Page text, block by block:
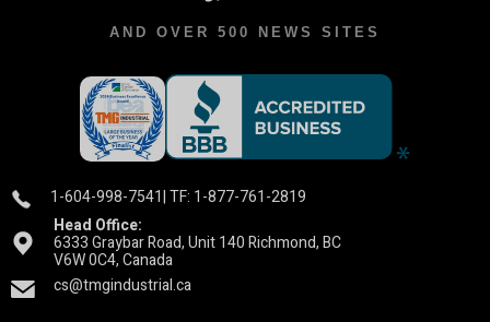
AND OVER 500 NEWS SITES
1-604-998-7541| TF: 1-877-761-2819
Head Office:
6333 Graybar Road, Unit 140 Richmond, BC
V6W 0C4, Canada
cs@tmgindustrial.ca